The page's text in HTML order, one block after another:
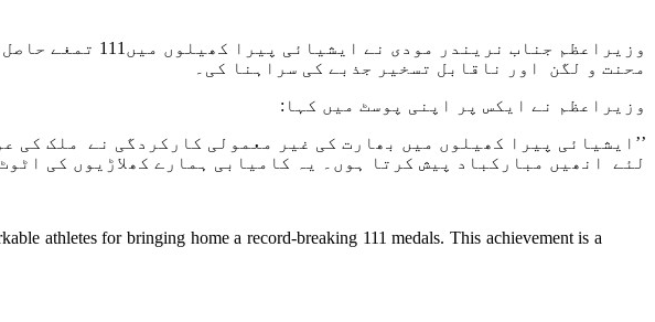
وزیراعظم جناب
محنت و لگن اور ناقابل تسخیر جذبے کی سراہنا کی۔
وزیراعظم نے ایکس پر اپنی پوسٹ میں کہا:
لئے انھیں مبارکباد پیش کرتا ہوں۔ یہ کامیابی ہمارے کھلاڑیوں کی
athletes for bringing home a record-breaking 111 medals. This achievement is a